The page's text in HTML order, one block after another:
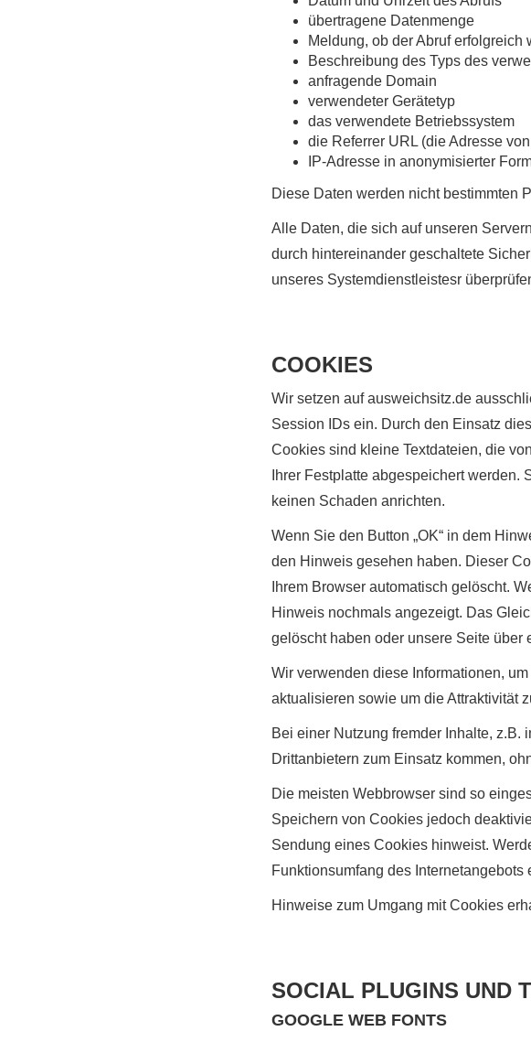
übertragene Datenmenge
Meldung, ob der Abruf erfolgreich
Beschreibung des Typs des
anfragende Domain
verwendeter Gerätetyp
das verwendete Betriebssystem
die Referrer URL (die Adresse
IP-Adresse in anonymisierter
Diese Daten werden nicht bestimmten
Alle Daten, die sich auf unseren
durch hintereinander geschaltete
unseres Systemdienstleistesr
COOKIES
Wir setzen auf ausweichsitz.de
Session IDs ein. Durch den Einsatz
Cookies sind kleine Textdateien, die
Ihrer Festplatte abgespeichert
keinen Schaden anrichten.
Wenn Sie den Button „OK“ in dem
den Hinweis gesehen haben. Dieser
Ihrem Browser automatisch gelöscht.
Hinweis nochmals angezeigt. Das
gelöscht haben oder unsere Seite über
Wir verwenden diese Informationen,
aktualisieren sowie um die Attraktivität
Bei einer Nutzung fremder Inhalte,
Drittanbietern zum Einsatz kommen,
Die meisten Webbrowser sind so
Speichern von Cookies jedoch
Sendung eines Cookies hinweist.
Funktionsumfang des Internetangebots
Hinweise zum Umgang mit Cookies
SOCIAL PLUGINS UND
GOOGLE WEB FONTS